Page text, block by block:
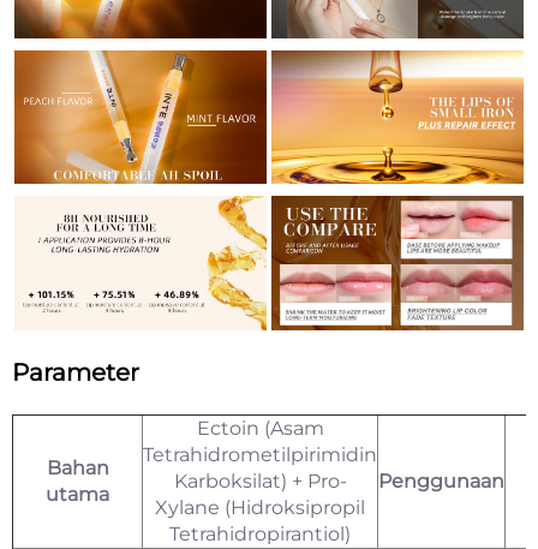
Parameter
Bahan
utama
Ectoin (Asam
Tetrahidrometilpirimidin
Karboksilat) + Pro-
Xylane (Hidroksipropil
Tetrahidropirantiol)
Penggunaan